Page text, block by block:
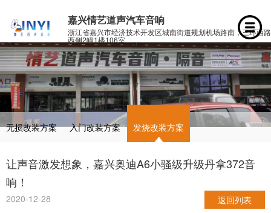
嘉兴情艺道声汽车音响
浙江省嘉兴市经济技术开发区城南街道规划机场路南，三环西路
西侧2幢1楼106室
无损改装方案 入门改装方案 发烧改装方案
让声音激发想象，嘉兴奥迪A6小骚级升级丹拿372音
响！
2020-12-28 返回列表